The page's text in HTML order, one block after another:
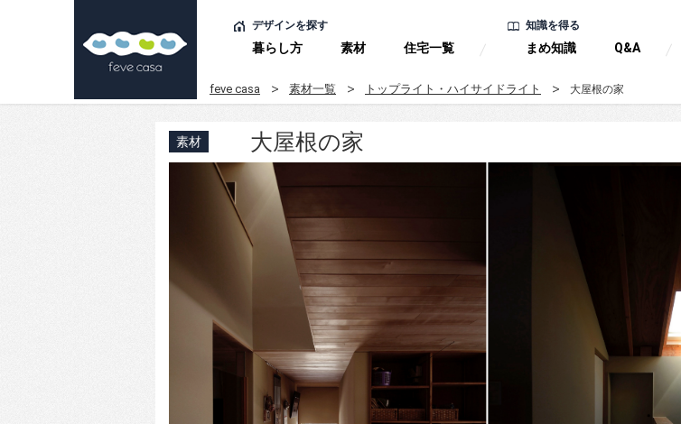
デザインを探す
暮らし方 素材 住宅一覧
知識を得る
まめ知識 Q&A
feve casa 素材一覧 トップライト・ハイサイドライト 大屋根の家
素材 大屋根の家